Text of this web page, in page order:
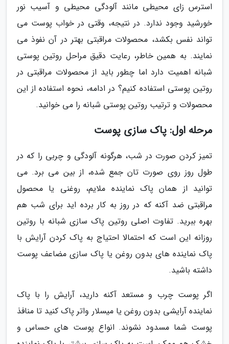
استرس زای محیطی مانند آلودگی محیطی و آسیب نور
خورشید وجود ندارد. در نتیجه، وقتی در خواب پوست می
تواند نفس بکشد، محصولات مراقبتی بهتر در آن نفوذ می
نمایند. به همین خاطر، رعایت دقیق مراحل روتین پوستی
شبانه اهمیت دارد اما چطور باید از محصولات مراقبتی در
روتین پوستی استفاده کنیم؟ در ادامه، نحوه استفاده از این
محصولات و ترتیب روتین پوستی شبانه را می خوانید.
مرحله اول: پاک سازی پوست
تمیز کردن صورت در شب، هرگونه آلودگی و چربی را که در
طول روز روی صورت تان جمع شده، از بین می برد. می
توانید از همان پاک نماینده ملایم، روغنی یا محصول
مراقبتی ضد آکنه که در روز به کار برده اید برای شب هم
بهره ببرید. تفاوت اصلی روتین پاک سازی شبانه با روتین
روزانه این است که احتمالا احتیاج به پاک کردن آرایش با
پاک نماینده های بدون روغن یا پاک سازی مضاعف پوست
داشته باشید.
اگر پوست چرب و مستعد آکنه دارید، آرایش را با پاک
نماینده آرایشی بدون روغن یا میسلار واتر پاک کنید تا منافذ
پوست شما مسدود نشوند. انواع پوست های حساس و